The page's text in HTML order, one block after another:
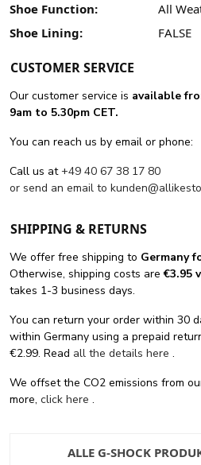
Shoe Function:
All
Shoe Lining:
FALSE
CUSTOMER SERVICE
Our customer service is available
9am to 5.30pm CET.
You can reach us by email or phone:
Call us at+49 40 67 38 17 80
or send an email to
SHIPPING & RETURNS
We offer free shipping to Germany
Otherwise, shipping costs are€3.95
takes 1-3 business days.
You can return your order within 30
within Germany using a prepaid
€2.99. Read all the details here .
We offset the CO2 emissions from
more, click here .
ALLE G-SHOCK